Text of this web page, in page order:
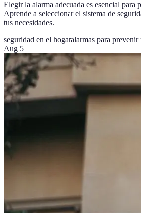
Elegir la alarma adecuada es esencial para
Aprende a seleccionar el sistema de
tus necesidades.
seguridad en el hogaralarmas para prevenir
Aug 5